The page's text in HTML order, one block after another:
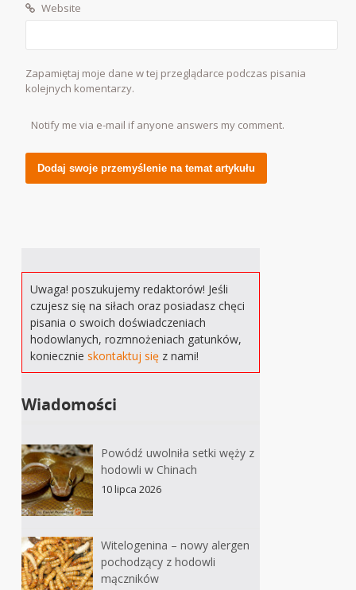
Website
Zapamiętaj moje dane w tej przeglądarce podczas pisania
kolejnych komentarzy.
Notify me via e-mail if anyone answers my comment.
Uwaga! poszukujemy redaktorów! Jeśli
czujesz się na siłach oraz posiadasz chęci
pisania o swoich doświadczeniach
hodowlanych, rozmnożeniach gatunków,
koniecznieskontaktuj się z nami!
Wiadomości
Powódź uwolniła setki węży z
hodowli w Chinach
10 lipca 2026
Witelogenina – nowy alergen
pochodzący z hodowli
mączników